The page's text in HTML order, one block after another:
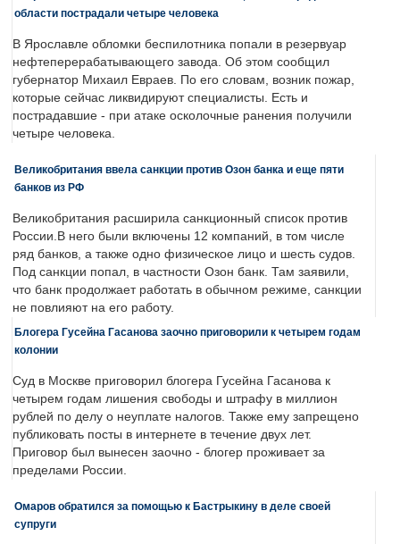
области пострадали четыре человека
В Ярославле обломки беспилотника попали в резервуар
нефтеперерабатывающего завода. Об этом сообщил
губернатор Михаил Евраев. По его словам, возник пожар,
которые сейчас ликвидируют специалисты. Есть и
пострадавшие - при атаке осколочные ранения получили
четыре человека.
Великобритания ввела санкции против Озон банка и еще пяти
банков из РФ
Великобритания расширила санкционный список против
России.В него были включены 12 компаний, в том числе
ряд банков, а также одно физическое лицо и шесть судов.
Под санкции попал, в частности Озон банк. Там заявили,
что банк продолжает работать в обычном режиме, санкции
не повлияют на его работу.
Блогера Гусейна Гасанова заочно приговорили к четырем годам
колонии
Суд в Москве приговорил блогера Гусейна Гасанова к
четырем годам лишения свободы и штрафу в миллион
рублей по делу о неуплате налогов. Также ему запрещено
публиковать посты в интернете в течение двух лет.
Приговор был вынесен заочно - блогер проживает за
пределами России.
Омаров обратился за помощью к Бастрыкину в деле своей
супруги